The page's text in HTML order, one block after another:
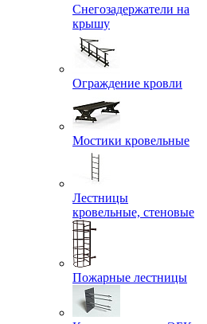
Снегозадержатели на
крышу
Ограждение кровли
Мостики кровельные
Лестницы
кровельные, стеновые
Пожарные лестницы